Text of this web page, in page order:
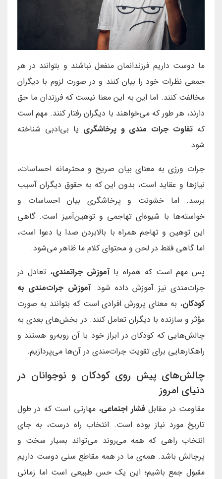
ما دوست داریم فرزندانمان منفعل نباشند و بتوانند در هر
جمعی نظرات خود را بیان کنند و در صورت لزوم با دیگران
مخالفت کنند. اما این به این معنا نیست که فرزندان ما حق
دارند، هر طور که می‌خواهند با دیگران رفتار کنند. مهم است
که تفاوت جرات مندی و پرخاشگری یا بی‌ادبی شناخته
شود.
جرات ورزی به معنای بیان صریح و محترمانه احساسات،
نیازها و عقاید است، بدون این که به حقوق دیگران آسیب
برسد. اما خشونت و پرخاشگری بیان احساسات و
خواسته‌ها با شیوه‌ای تهاجمی و توهین‌آمیز است. گاهی
این توهین و تهاجم همراه با بالابردن صدا یا دعوا است،
اما گاهی فقط در لحن و محتوای کلام ما ظاهر می‌شود.
پس مهم است که همراه باآموزش جراتمندی، تعادل در
جرات‌مندی نیز آموزش داده شود.آموزش جرات‌مندی به
کودکان، به معنای پرورش افرادی است که بتوانند به صورت
مؤثر و سازنده با دیگران تعامل کنند. در بخش‌های بعدی به
چالش‌هایی که کودکان در ابراز خود با آن روبه‌رو هستند و
راهکارهایی برای تقویت جرات‌مندی در آن‌ها می‌پردازیم.
چالش‌های پیش روی کودکان و نوجوانان در
دنیای امروز
مقاومت در مقابلفشار اجتماعی، مهارتی است که در طول
تاریخ مورد نیاز بوده است. انتخاب راه درست، به جای
انتخاب راهی که همه می‌روند می‌تواند بسیار سخت و
پرچالش باشد. همه‌ی ما در همه مقاطع سنی دوست داریم
مقبول جمع باشیم؛ این یک حس طبیعی است اما زمانی